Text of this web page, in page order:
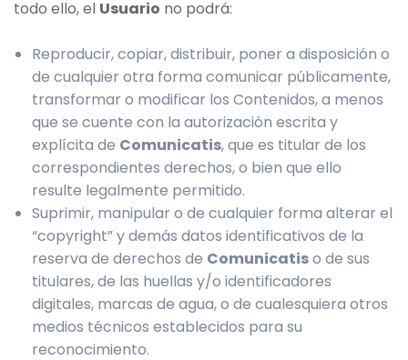
todo ello, el Usuario no podrá:
Reproducir, copiar, distribuir, poner a disposición o
de cualquier otra forma comunicar públicamente,
transformar o modificar los Contenidos, a menos
que se cuente con la autorización escrita y
explícita de Comunicatis, que es titular de los
correspondientes derechos, o bien que ello
resulte legalmente permitido.
Suprimir, manipular o de cualquier forma alterar el
“copyright” y demás datos identificativos de la
reserva de derechos de Comunicatiso de sus
titulares, de las huellas y/o identificadores
digitales, marcas de agua, o de cualesquiera otros
medios técnicos establecidos para su
reconocimiento.